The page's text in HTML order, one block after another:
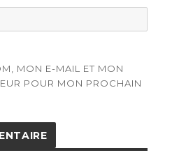
MON E-MAIL ET MON
POUR MON PROCHAIN